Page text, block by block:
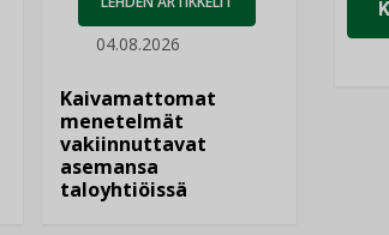
04.08.2026
Kaivamattomat
menetelmät
vakiinnuttavat
asemansa
taloyhtiöissä